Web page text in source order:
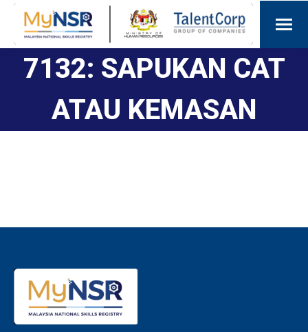
7132: SAPUKAN CAT
ATAU KEMASAN